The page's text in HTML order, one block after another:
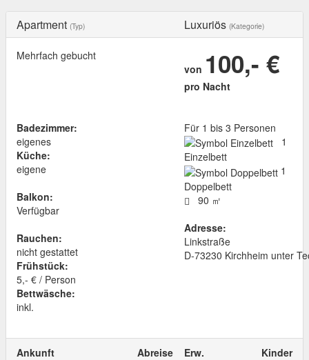
Apartment (Typ) Luxuriös (Kategorie)
Mehrfach gebucht
von 100,- €
pro Nacht
Badezimmer:
eigenes
Küche:
eigene
Balkon:
Verfügbar
Rauchen:
nicht gestattet
Frühstück:
5,- € / Person
Bettwäsche:
inkl.
Für 1 bis 3 Personen
1
Einzelbett
1
Doppelbett
90 ㎡
Adresse:
Linkstraße
D-73230 Kirchheim unter
Ankunft Abreise Erw. Kinder